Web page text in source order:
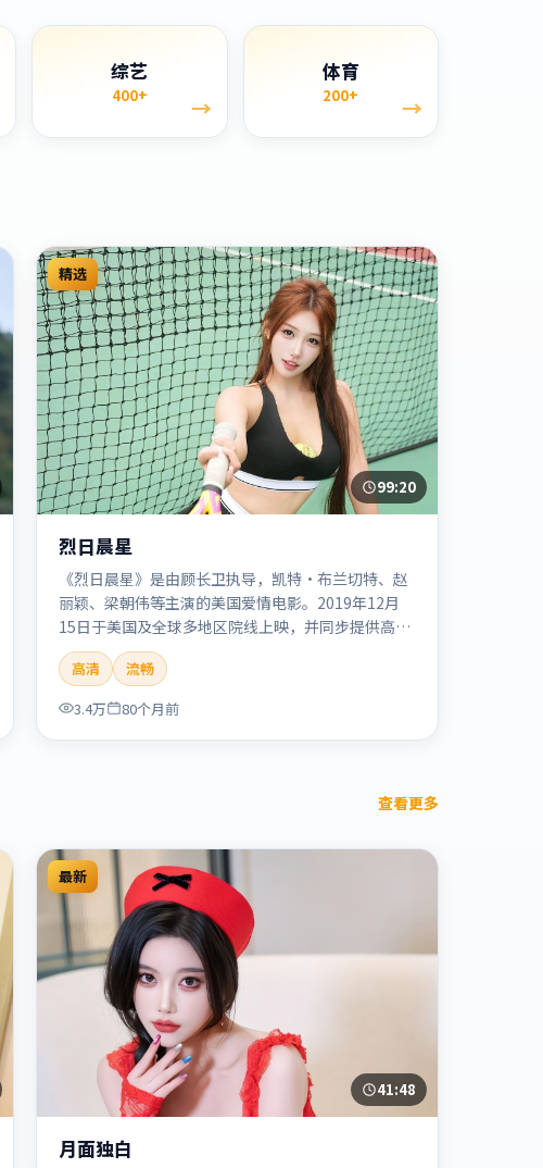
综艺
400+ →
体育
200+ →
精选
99:20
烈日晨星
《烈日晨星》是由顾长卫执导，凯特·布兰切特、赵
丽颖、梁朝伟等主演的美国爱情电影。2019年12月
15日于美国及全球多地区院线上映，并同步提供高清
正版流媒体在线观看。剧情与看点：情感细腻动人，
人物关系真实可信，适合喜欢温情叙事的观众。本片
适合检索「烈日晨星」「顾长卫」「爱情」「美国」
「2019」「2019-12-15上映」等关键词的影迷阅读
简介与主创信息。
高清
流畅
3.4万
80个月前
查看更多
最新
41:48
月面独白